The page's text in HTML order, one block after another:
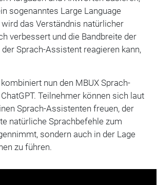
sogenanntes Large Language
das Verständnis natürlicher
verbessert und die Bandbreite der
Sprach-Assistent reagieren kann,
nun den MBUX Sprach-
Teilnehmer können sich laut
Sprach-Assistenten freuen, der
natürliche Sprachbefehle zum
sondern auch in der Lage
zu führen.